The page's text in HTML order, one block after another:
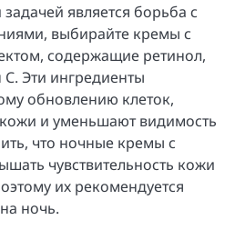
является борьба с
выбирайте кремы с
содержащие ретинол,
Эти ингредиенты
обновлению клеток,
и уменьшают видимость
что ночные кремы с
чувствительность кожи
их рекомендуется
ночь.